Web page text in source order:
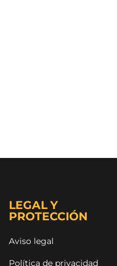
LEGAL Y
PROTECCIÓN
Aviso legal
Política de privacidad